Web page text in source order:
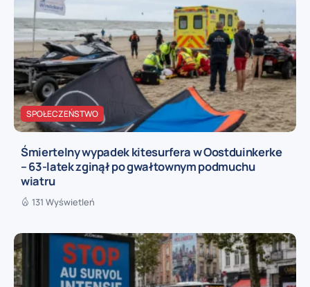
SPOŁECZEŃSTWO
Śmiertelny wypadek kitesurfera w Oostduinkerke
– 63-latek zginął po gwałtownym podmuchu
wiatru
131 Wyświetleń